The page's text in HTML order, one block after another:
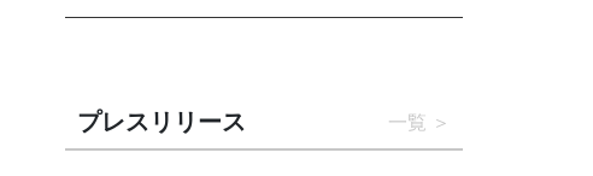
プレスリリース 一覧